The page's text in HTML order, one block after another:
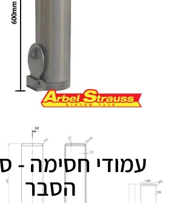
עמודי חסימה -
הסבר